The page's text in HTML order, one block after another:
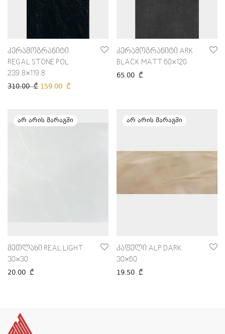
კერამოგრანიტი
REGAL STONE POL
239.8×119.8
310.00₾ 159.00 ₾
კერამოგრანიტი ARK
BLACK MATT 60×120
65.00 ₾
მეთლახი REAL LIGHT
30×30
20.00 ₾
კაფელი ALP DARK
30×60
19.50 ₾